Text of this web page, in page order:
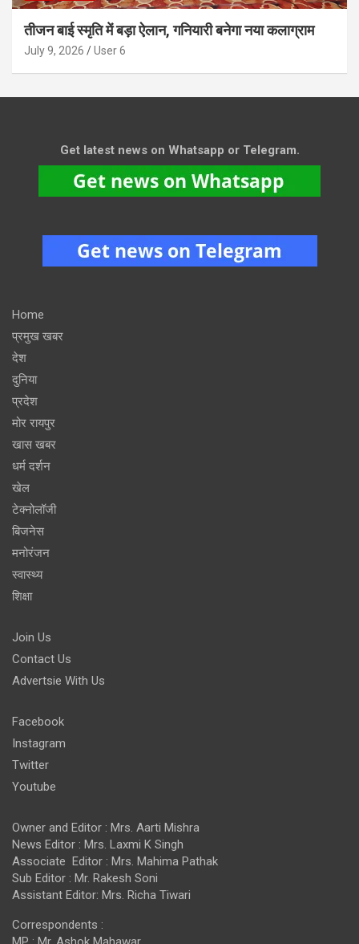
तीजन बाई स्मृति में बड़ा ऐलान, गनियारी बनेगा नया कलाग्राम
July 9, 2026 User 6
Get latest news on Whatsapp or Telegram.
Home
प्रमुख खबर
देश
दुनिया
प्रदेश
मोर रायपुर
खास खबर
धर्म दर्शन
खेल
टेक्नोलॉजी
बिजनेस
मनोरंजन
स्वास्थ्य
शिक्षा
Join Us
Contact Us
Advertsie With Us
Facebook
Instagram
Twitter
Youtube
Owner and Editor : Mrs. Aarti Mishra
News Editor : Mrs. Laxmi K Singh
Associate Editor : Mrs. Mahima Pathak
Sub Editor : Mr. Rakesh Soni
Assistant Editor: Mrs. Richa Tiwari
Correspondents :